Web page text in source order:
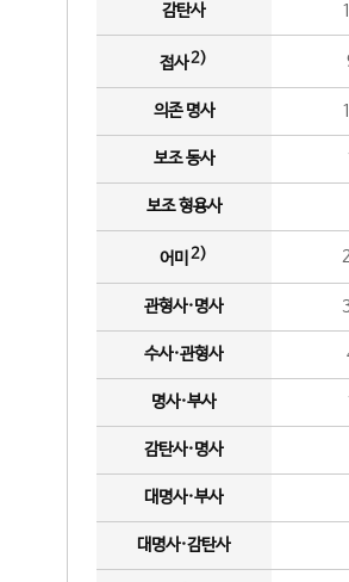
감탄사
접사2)
의존 명사
보조 동사
보조 형용사
어미 2)
관형사·명사
수사·관형사
명사·부사
감탄사·명사
대명사·부사
대명사·감탄사